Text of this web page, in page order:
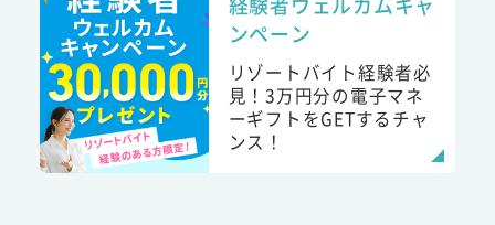
ンペーン
リゾートバイト経験者必
見！3万円分の電子マネ
ーギフトをGETするチャ
ンス！